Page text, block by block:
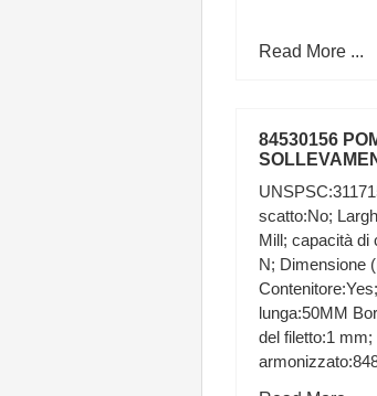
Read More ...
84530156
scatto:No;
Mill; capacità di
N; Dimensione
lunga:50MM
del filetto:1